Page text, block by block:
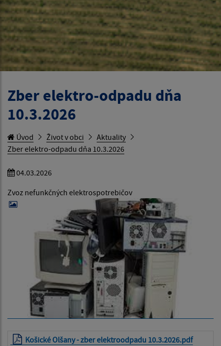
Zber elektro-odpadu dňa
10.3.2026
Úvod Život v obci
Aktuality
Zber elektro-odpadu dňa 10.3.2026
04.03.2026
Zvoz nefunkčných elektrospotrebičov
Košické Olšany - zber elektroodpadu 10.3.2026.pdf